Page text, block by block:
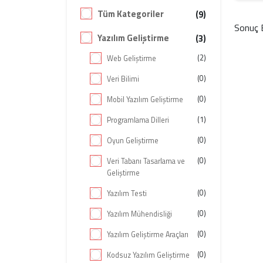
Tüm Kategoriler
(9)
Yazılım Geliştirme
(3)
Web Geliştirme
(2)
Veri Bilimi
(0)
Mobil Yazılım Geliştirme
(0)
Programlama Dilleri
(1)
Oyun Geliştirme
(0)
Veri Tabanı Tasarlama ve
Geliştirme
(0)
Yazılım Testi
(0)
Yazılım Mühendisliği
(0)
Yazılım Geliştirme Araçları
(0)
Kodsuz Yazılım Geliştirme
(0)
Sonuç